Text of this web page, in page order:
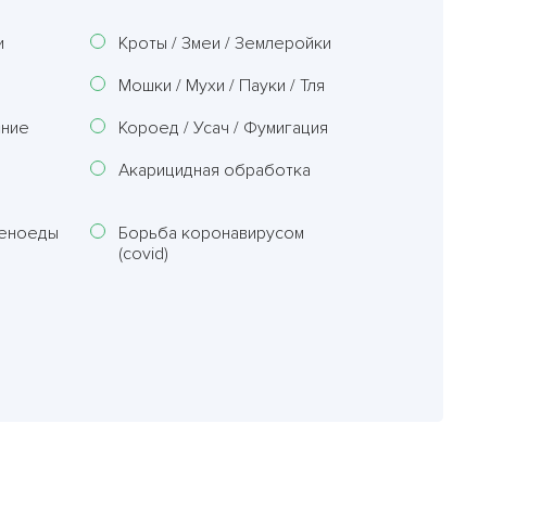
Кроты / Змеи / Землеройки
Мошки / Мухи / Пауки / Тля
Короед / Усач / Фумигация
Акарицидная обработка
Борьба коронавирусом
(covid)